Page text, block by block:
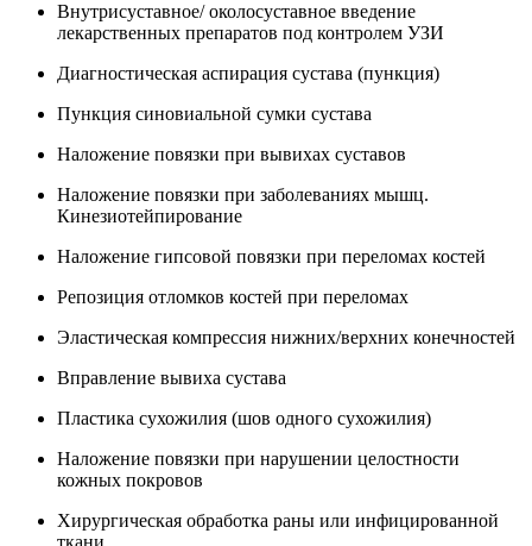
Внутрисуставное/ околосуставное введение
лекарственных препаратов под контролем УЗИ
Диагностическая аспирация сустава (пункция)
Пункция синовиальной сумки сустава
Наложение повязки при вывихах суставов
Наложение повязки при заболеваниях мышц.
Кинезиотейпирование
Наложение гипсовой повязки при переломах костей
Репозиция отломков костей при переломах
Эластическая компрессия нижних/верхних конечностей
Вправление вывиха сустава
Пластика сухожилия (шов одного сухожилия)
Наложение повязки при нарушении целостности
кожных покровов
Хирургическая обработка раны или инфицированной